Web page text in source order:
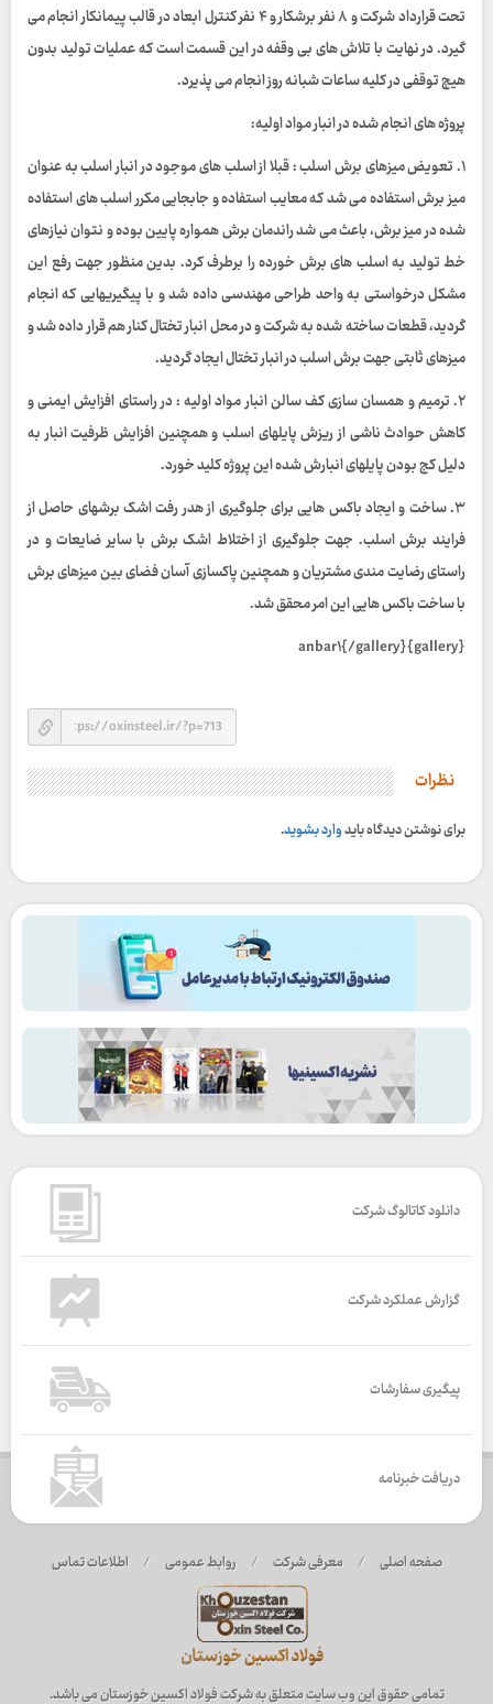
تحت قرارداد شرکت و ۸ نفر برشکار و ۴ نفر کنترل ابعاد در قالب پیمانکار انجام می
گیرد. در نهایت با تلاش های بی وقفه در این قسمت است که عملیات تولید بدون
هیچ توقفی در کلیه ساعات شبانه روز انجام می پذیرد.
پروژه های انجام شده در انبار مواد اولیه:
۱. تعویض میزهای برش اسلب : قبلا از اسلب های موجود در انبار اسلب به عنوان
میز برش استفاده می شد که معایب استفاده و جابجایی مکرر اسلب های استفاده
شده در میز برش، باعث می شد راندمان برش همواره پایین بوده و نتوان نیازهای
خط تولید به اسلب های برش خورده را برطرف کرد. بدین منظور جهت رفع این
مشکل درخواستی به واحد طراحی مهندسی داده شد و با پیگیریهایی که انجام
گردید، قطعات ساخته شده به شرکت و در محل انبار تختال کنار هم قرار داده شد و
میزهای ثابتی جهت برش اسلب در انبار تختال ایجاد گردید.
۲. ترمیم و همسان سازی کف سالن انبار مواد اولیه : در راستای افزایش ایمنی و
کاهش حوادث ناشی از ریزش پایلهای اسلب و همچنین افزایش ظرفیت انبار به
دلیل کج بودن پایلهای انبارش شده این پروژه کلید خورد.
۳. ساخت و ایجاد باکس هایی برای جلوگیری از هدر رفت اشک برشهای حاصل از
فرایند برش اسلب. جهت جلوگیری از اختلاط اشک برش با سایر ضایعات و در
راستای رضایت مندی مشتریان و همچنین پاکسازی آسان فضای بین میزهای برش
با ساخت باکس هایی این امر محقق شد.
{gallery}anbar۱{/gallery}
نظرات
برای نوشتن دیدگاه بایدوارد بشوید.
دانلود کاتالوگ شرکت
گزارش عملکرد شرکت
پیگیری سفارشات
دریافت خبرنامه
صفحه اصلی / معرفی شرکت / روابط عمومی / اطلاعات تماس
تمامی حقوق این وب سایت متعلق به شرکت فولاد اکسین خوزستان می باشد.